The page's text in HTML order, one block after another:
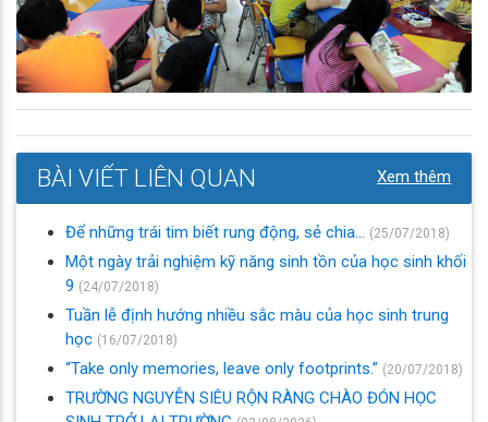
BÀI VIẾT LIÊN QUAN Xem thêm
Để những trái tim biết rung động, sẻ chia… (25/07/2018)
Một ngày trải nghiệm kỹ năng sinh tồn của học sinh khối
9 (24/07/2018)
Tuần lễ định hướng nhiều sắc màu của học sinh trung
học (16/07/2018)
“Take only memories, leave only footprints.” (20/07/2018)
TRƯỜNG NGUYỄN SIÊU RỘN RÀNG CHÀO ĐÓN HỌC